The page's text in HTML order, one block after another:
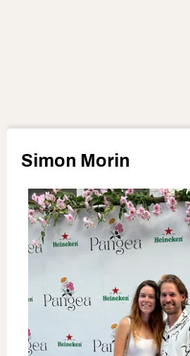
Simon Morin